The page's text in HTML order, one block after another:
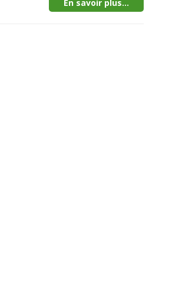
En savoir plus...